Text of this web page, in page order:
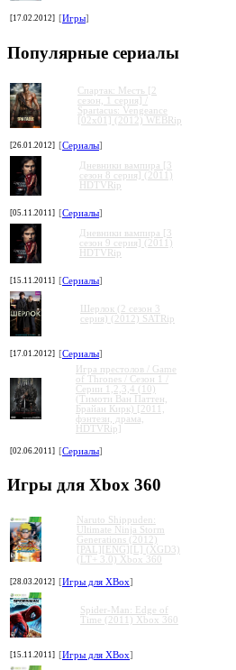
[17.02.2012] [Игры]
Популярные сериалы
Спартак: Месть [2
сезон, 1 серия] /
Spartacus: Vengeance
[02x01] (2012) WEBRip
[26.01.2012] [Сериалы]
Дневники вампира [3
сезон 8 серия] (2011)
HDTVRip
[05.11.2011] [Сериалы]
Дневники вампира [3
сезон 9 серия] (2011)
HDTVRip
[15.11.2011] [Сериалы]
Шерлок (2 сезон 3
серия) (2012) SATRip
[17.01.2012] [Сериалы]
Игра престолов / Game
of Thrones / Сезон 1 /
Серии 1,2,3,4 (10)
(Тимоти Ван Паттен,
Брайан Кирк) [2011,
фэнтези, драма,
HDTVRip]
[02.06.2011] [Сериалы]
Игры для Xbox 360
Naruto Shippuden:
Ultimate Ninja Storm
Generations (2012)
[PAL][ENG][L] (XGD3)
(LT+ 3.0) Xbox 360
[28.03.2012] [Игры для XBox]
Spider-Man: Edge of
Time (2011) Xbox 360
[15.11.2011] [Игры для XBox]